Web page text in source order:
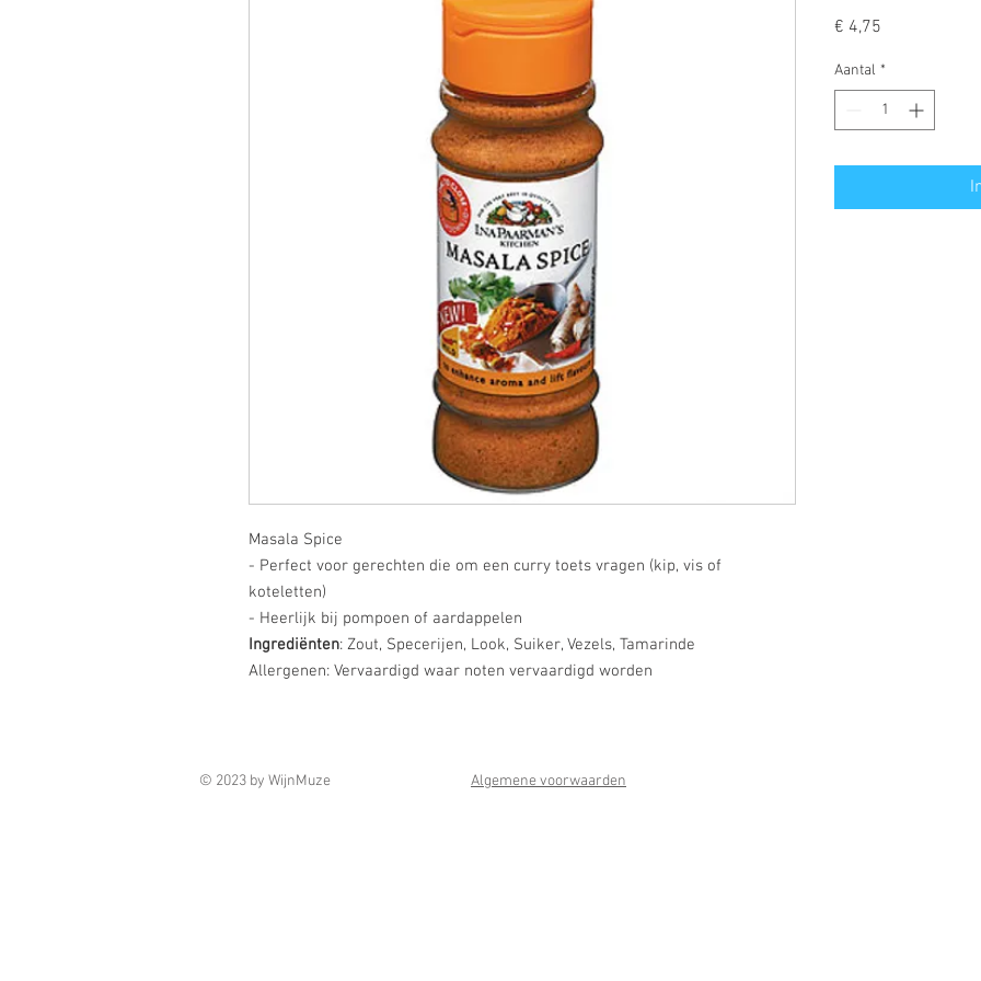
Masala Spice
- Perfect voor gerechten die om een curry toets vragen (kip, vis of
koteletten)
- Heerlijk bij pompoen of aardappelen
Ingrediënten: Zout, Specerijen, Look, Suiker, Vezels, Tamarinde
Allergenen: Vervaardigd waar noten vervaardigd worden
€ 4,75
Aantal *
© 2023 by WijnMuze Algemene voorwaarden